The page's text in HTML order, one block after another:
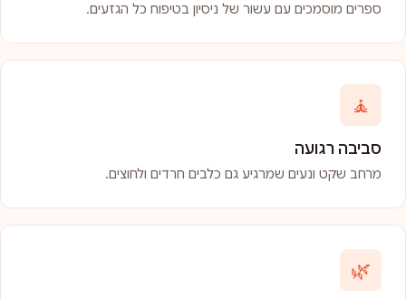
ספרים מוסמכים עם עשור של ניסיון בטיפוח כל הגזעים.
🧘
סביבה רגועה
מרחב שקט ונעים שמרגיע גם כלבים חרדים ולחוצים.
🌿